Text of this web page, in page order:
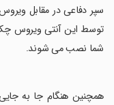
سپر دفاعی در مقابل
توسط این آنتی ویروس
شما نصب می شوند.
همچنین هنگام جا به